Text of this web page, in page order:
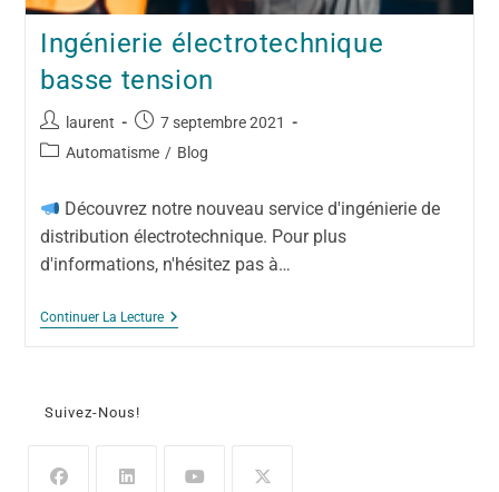
Ingénierie électrotechnique
basse tension
laurent
7 septembre 2021
Automatisme / Blog
Découvrez notre nouveau service d'ingénierie de
distribution électrotechnique. Pour plus
d'informations, n'hésitez pas à…
Continuer La Lecture
Suivez-Nous!